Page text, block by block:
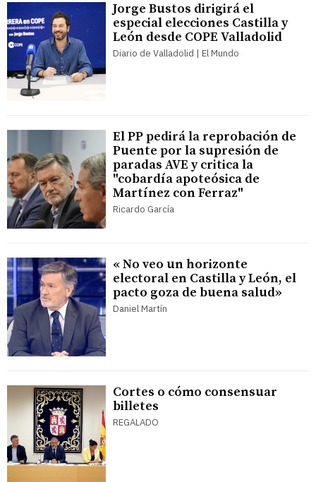
Jorge Bustos dirigirá el
especial elecciones Castilla y
León desde COPE Valladolid
Diario de Valladolid | El Mundo
El PP pedirá la reprobación de
Puente por la supresión de
paradas AVE y critica la
"cobardía apoteósica de
Martínez con Ferraz"
Ricardo García
« No veo un horizonte
electoral en Castilla y León, el
pacto goza de buena salud»
Daniel Martín
Cortes o cómo consensuar
billetes
REGALADO